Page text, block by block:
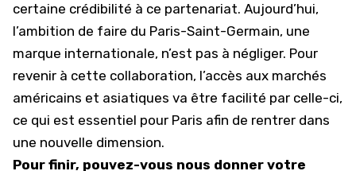
certaine crédibilité à ce partenariat. Aujourd’hui,
l’ambition de faire du Paris-Saint-Germain, une
marque internationale, n’est pas à négliger. Pour
revenir à cette collaboration, l’accès aux marchés
américains et asiatiques va être facilité par celle-ci,
ce qui est essentiel pour Paris afin de rentrer dans
une nouvelle dimension.
Pour finir, pouvez-vous nous donner votre